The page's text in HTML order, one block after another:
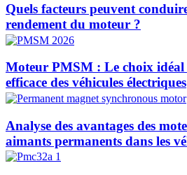
Quels facteurs peuvent
rendement du moteur ?
Moteur PMSM : Le choix
efficace des véhicules électriques
Analyse des avantages des
aimants permanents dans les